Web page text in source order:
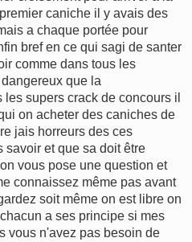
caniche il y avais des
a chaque portée pour
bref en ce qui sagi de santer
comme dans tous les
que la
supers crack de concours il
on acheter des caniches de
jais horreurs des ces
savoir et que sa doit être
vous pose une question et
connaissez même pas avant
soit même on est libre on
a ses principe si mes
vous n'avez pas besoin de